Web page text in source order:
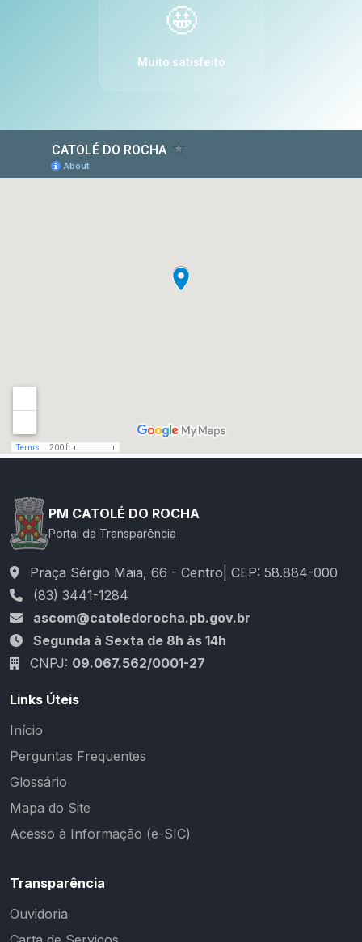
🤩
Muito satisfeito
PM CATOLÉ DO ROCHA
Portal da Transparência
Praça Sérgio Maia, 66 - Centro| CEP: 58.884-000
(83) 3441-1284
ascom@catoledorocha.pb.gov.br
Segunda à Sexta de 8h às 14h
CNPJ: 09.067.562/0001-27
Links Úteis
Início
Perguntas Frequentes
Glossário
Mapa do Site
Acesso à Informação (e-SIC)
Transparência
Ouvidoria